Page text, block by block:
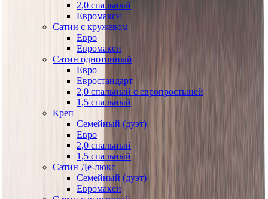
2,0 спальный
Евромакси
Сатин с кружевом
Евро
Евромакси
Сатин однотонный
Евро
Евростандарт
2,0 спальный с европростыней
1,5 спальный
Креп
Семейный (дуэт)
Евро
2,0 спальный
1,5 спальный
Сатин Де-люкс
Семейный (дуэт)
Евромакси